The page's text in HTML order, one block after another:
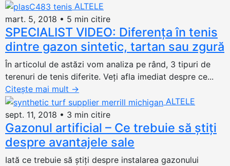
ALTELE
mart. 5, 2018 • 5 min citire
SPECIALIST VIDEO: Diferența în tenis
dintre gazon sintetic, tartan sau zgură
În articolul de astăzi vom analiza pe rând, 3 tipuri de
terenuri de tenis diferite. Veți afla imediat despre ce...
Citește mai mult →
ALTELE
sept. 11, 2018 • 3 min citire
Gazonul artificial – Ce trebuie să știți
despre avantajele sale
Iată ce trebuie să știți despre instalarea gazonului